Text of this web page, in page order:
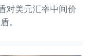
对美元汇率中间价
。